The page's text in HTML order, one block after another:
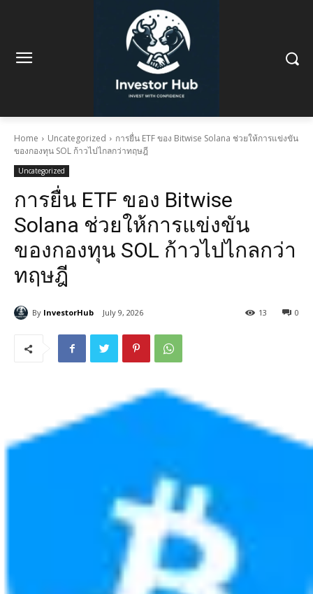
Home Uncategorized
การยื่น ETF ของ Bitwise Solana ช่วยให้การแข่งขัน
ของกองทุน SOL ก้าวไปไกลกว่าทฤษฎี
Uncategorized
การยื่น ETF ของ Bitwise
Solana ช่วยให้การแข่งขัน
ของกองทุน SOL ก้าวไปไกลกว่า
ทฤษฎี
By InvestorHub July 9, 2026 0
13